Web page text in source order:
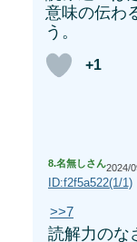
意味の伝わ
う。
+1
8.名無しさん2024/
ID:f2f5a522(1/1)
>>7
読解力のな